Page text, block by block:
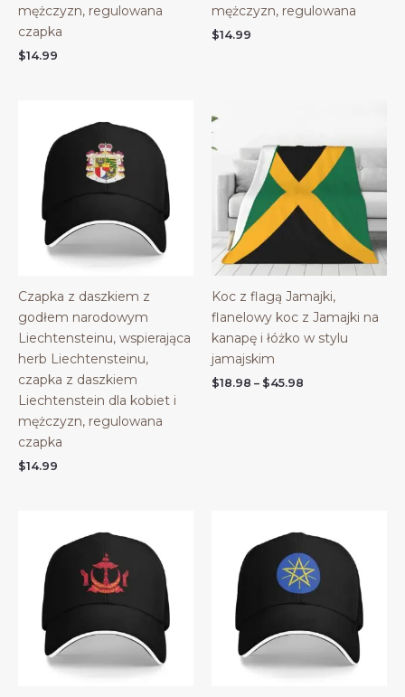
mężczyzn, regulowana
czapka
$14.99
mężczyzn, regulowana
$14.99
Czapka z daszkiem z
godłem narodowym
Liechtensteinu, wspierająca
herb Liechtensteinu,
czapka z daszkiem
Liechtenstein dla kobiet i
mężczyzn, regulowana
czapka
$14.99
Koc z flagą Jamajki,
flanelowy koc z Jamajki na
kanapę i łóżko w stylu
jamajskim
$18.98 – $45.98